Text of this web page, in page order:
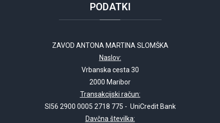
PODATKI
ZAVOD ANTONA MARTINA SLOMŠKA
Naslov:
Vrbanska cesta 30
2000 Maribor
Transakcijski račun:
SI56 2900 0005 2718 775 - UniCredit Bank
Davčna številka: